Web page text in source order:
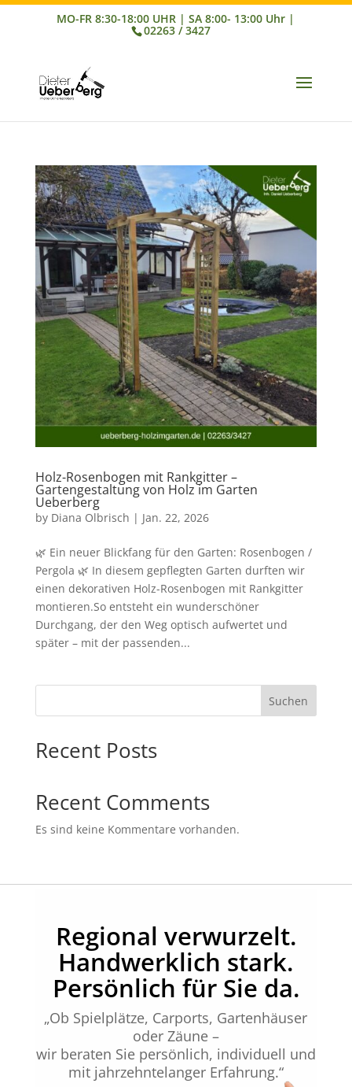
02263 / 3427
Holz-Rosenbogen mit Rankgitter –
Gartengestaltung von Holz im Garten
Ueberberg
by Diana Olbrisch | Jan. 22, 2026
🌿 Ein neuer Blickfang für den Garten: Rosenbogen /
Pergola 🌿 In diesem gepflegten Garten durften wir
einen dekorativen Holz-Rosenbogen mit Rankgitter
montieren.So entsteht ein wunderschöner
Durchgang, der den Weg optisch aufwertet und
später – mit der passenden...
Suchen
Recent Posts
Recent Comments
Es sind keine Kommentare vorhanden.
Regional verwurzelt.
Handwerklich stark.
Persönlich für Sie da.
„Ob Spielplätze, Carports, Gartenhäuser
oder Zäune –
wir beraten Sie persönlich, individuell und
mit jahrzehntelanger Erfahrung.“